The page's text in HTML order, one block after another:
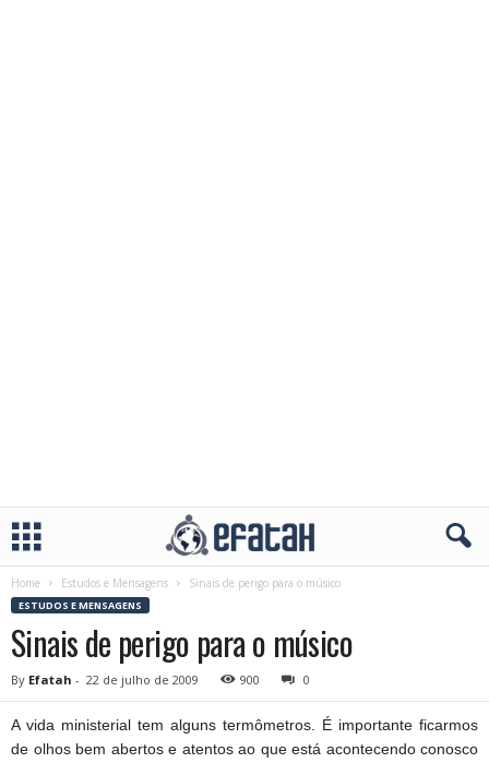
Home Estudos e Mensagens Sinais de perigo para o músico
ESTUDOS E MENSAGENS
Sinais de perigo para o músico
By Efatah - 22 de julho de 2009 900 0
A vida ministerial tem alguns termômetros. É importante ficarmos
de olhos bem abertos e atentos ao que está acontecendo conosco